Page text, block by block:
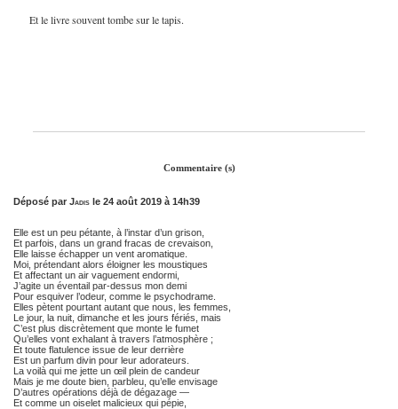
Et le livre souvent tombe sur le tapis.
Commentaire (s)
Déposé par Jadis le 24 août 2019 à 14h39
Elle est un peu pétante, à l’instar d’un grison,
Et parfois, dans un grand fracas de crevaison,
Elle laisse échapper un vent aromatique.
Moi, prétendant alors éloigner les moustiques
Et affectant un air vaguement endormi,
J’agite un éventail par-dessus mon demi
Pour esquiver l’odeur, comme le psychodrame.
Elles pètent pourtant autant que nous, les femmes,
Le jour, la nuit, dimanche et les jours fériés, mais
C’est plus discrètement que monte le fumet
Qu’elles vont exhalant à travers l’atmosphère ;
Et toute flatulence issue de leur derrière
Est un parfum divin pour leur adorateurs.
La voilà qui me jette un œil plein de candeur
Mais je me doute bien, parbleu, qu’elle envisage
D’autres opérations déjà de dégazage —
Et comme un oiselet malicieux qui pépie,